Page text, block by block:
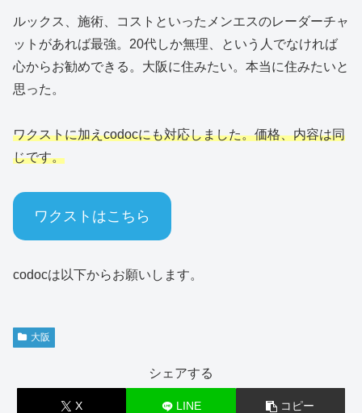
ルックス、施術、コストといったメンエスのレーダーチャ
ットがあれば最強。20代しか無理、という人でなければ
心からお勧めできる。大阪に住みたい。本当に住みたいと
思った。
ワクストに加えcodocにも対応しました。価格、内容は同
じです。
ワクストはこちら
codocは以下からお願いします。
大阪
シェアする
X LINE コピー